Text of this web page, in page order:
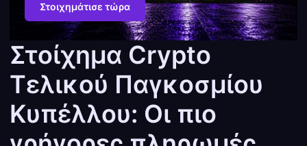
Στοιχημάτισε τώρα
Στοίχημα Crypto
Τελικού Παγκοσμίου
Κυπέλλου: Οι πιο